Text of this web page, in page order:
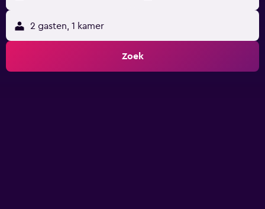
2 gasten, 1 kamer
Zoek